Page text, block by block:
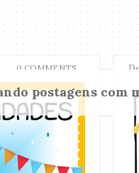
postagens com
0 COMMENTS